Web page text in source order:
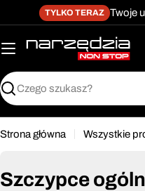
Przejdź do treści
Przejdź do menu
Przejdź do stopki
dostępności
do
treści
TYLKO TERAZ Twoje
Szukaj
Strona główna Wszystkie
Szczypce